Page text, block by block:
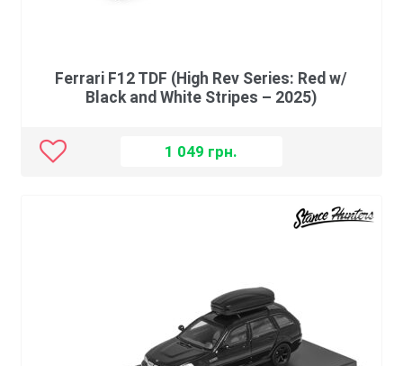
Ferrari F12 TDF (High Rev Series: Red w/
Black and White Stripes – 2025)
1 049 грн.